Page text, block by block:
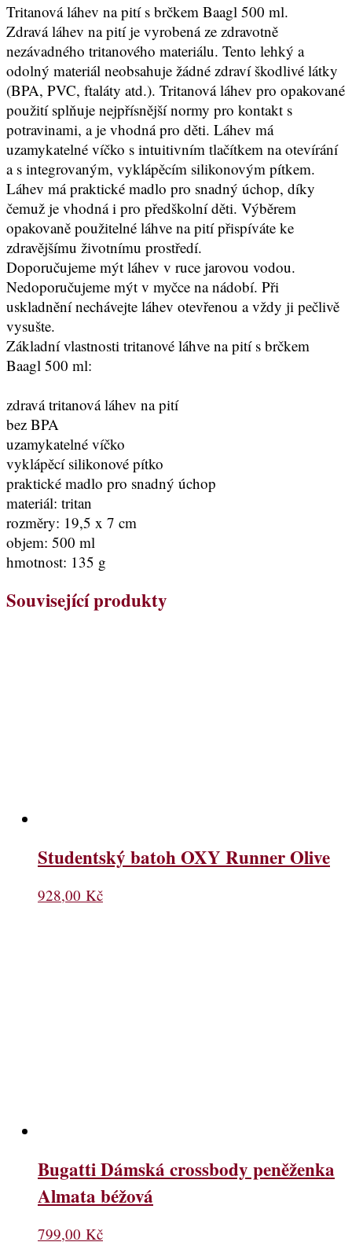
Tritanová láhev na pití s brčkem Baagl 500 ml.
Zdravá láhev na pití je vyrobená ze zdravotně
nezávadného tritanového materiálu. Tento lehký a
odolný materiál neobsahuje žádné zdraví škodlivé látky
(BPA, PVC, ftaláty atd.). Tritanová láhev pro opakované
použití splňuje nejpřísnější normy pro kontakt s
potravinami, a je vhodná pro děti. Láhev má
uzamykatelné víčko s intuitivním tlačítkem na otevírání
a s integrovaným, vyklápěcím silikonovým pítkem.
Láhev má praktické madlo pro snadný úchop, díky
čemuž je vhodná i pro předškolní děti. Výběrem
opakovaně použitelné láhve na pití přispíváte ke
zdravějšímu životnímu prostředí.
Doporučujeme mýt láhev v ruce jarovou vodou.
Nedoporučujeme mýt v myčce na nádobí. Při
uskladnění nechávejte láhev otevřenou a vždy ji pečlivě
vysušte.
Základní vlastnosti tritanové láhve na pití s brčkem
Baagl 500 ml:
zdravá tritanová láhev na pití
bez BPA
uzamykatelné víčko
vyklápěcí silikonové pítko
praktické madlo pro snadný úchop
materiál: tritan
rozměry: 19,5 x 7 cm
objem: 500 ml
hmotnost: 135 g
Související produkty
Studentský batoh OXY Runner Olive
928,00 Kč
Bugatti Dámská crossbody peněženka
Almata béžová
799,00 Kč